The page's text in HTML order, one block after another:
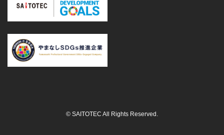
© SAITOTEC All Rights Reserved.